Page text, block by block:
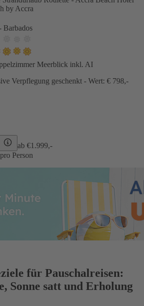
by Accra
Barbados
Meerblick inkl. AI
Verpflegung geschenkt - Wert: € 798,-
ab €1.999,-
Person
für Pauschalreisen:
Sonne satt und Erholung